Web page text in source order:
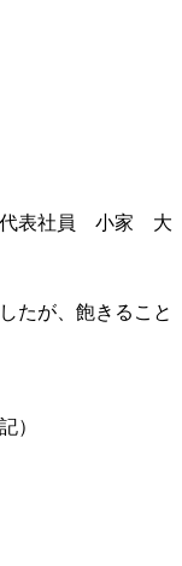
代表社員 小家 大
たが、飽きること
）